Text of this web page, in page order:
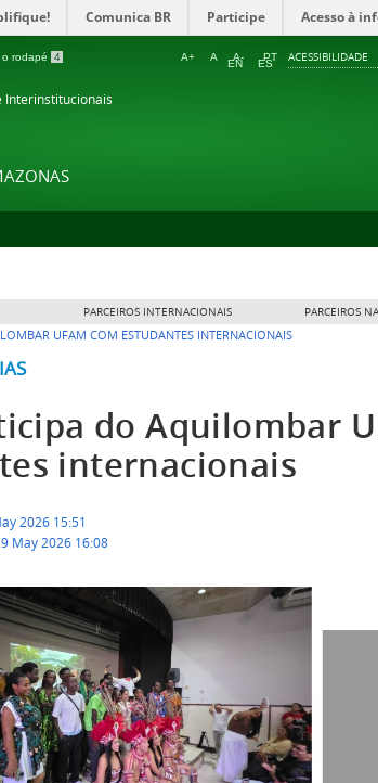
Comunica BR Participe Acesso à
o rodapé 4 ACESSIBILIDADE
A+ A A- PT
EN ES
Interinstitucionais
PARCEIROS INTERNACIONAIS PARCEIROS
UFAM COM ESTUDANTES INTERNACIONAIS
do Aquilombar
internacionais
2026 15:51
May 2026 16:08